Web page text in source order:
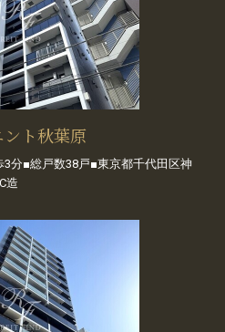
ント秋葉原
分■総戸数38戸■東京都千代田区神
造